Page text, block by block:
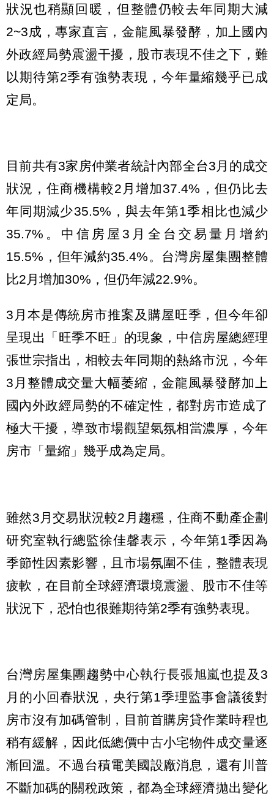
狀況也稍顯回暖，但整體仍較去年同期大減
2~3成，專家直言，金龍風暴發酵，加上國內
外政經局勢震盪干擾，股市表現不佳之下，難
以期待第2季有強勢表現，今年量縮幾乎已成
定局。
目前共有3家房仲業者統計內部全台3月的成交
狀況，住商機構較2月增加37.4%，但仍比去
年同期減少35.5%，與去年第1季相比也減少
35.7%。中信房屋3月全台交易量月增約
15.5%，但年減約35.4%。台灣房屋集團整體
比2月增加30%，但仍年減22.9%。
3月本是傳統房市推案及購屋旺季，但今年卻
呈現出「旺季不旺」的現象，中信房屋總經理
張世宗指出，相較去年同期的熱絡市況，今年
3月整體成交量大幅萎縮，金龍風暴發酵加上
國內外政經局勢的不確定性，都對房市造成了
極大干擾，導致市場觀望氣氛相當濃厚，今年
房市「量縮」幾乎成為定局。
雖然3月交易狀況較2月趨穩，住商不動產企劃
研究室執行總監徐佳馨表示，今年第1季因為
季節性因素影響，且市場氛圍不佳，整體表現
疲軟，在目前全球經濟環境震盪、股市不佳等
狀況下，恐怕也很難期待第2季有強勢表現。
台灣房屋集團趨勢中心執行長張旭嵐也提及3
月的小回春狀況，央行第1季理監事會議後對
房市沒有加碼管制，目前首購房貸作業時程也
稍有緩解，因此低總價中古小宅物件成交量逐
漸回溫。不過台積電美國設廠消息，還有川普
不斷加碼的關稅政策，都為全球經濟拋出變化